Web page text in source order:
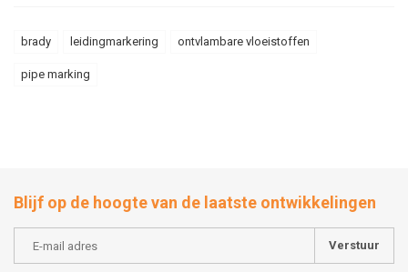
brady leidingmarkering ontvlambare vloeistoffen
pipe marking
Blijf op de hoogte van de laatste ontwikkelingen
Verstuur